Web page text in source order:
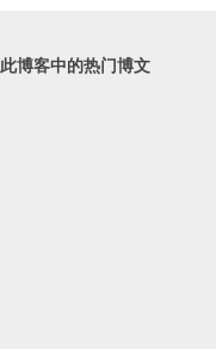
此博客中的热门博文